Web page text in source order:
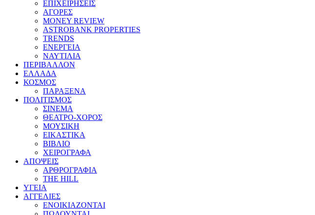
ΕΠΙΧΕΙΡΗΣΕΙΣ
ΑΓΟΡΕΣ
MONEY REVIEW
ASTROBANK PROPERTIES
TRENDS
ΕΝΕΡΓΕΙΑ
ΝΑΥΤΙΛΙΑ
ΠΕΡΙΒΑΛΛΟΝ
ΕΛΛΑΔΑ
ΚΟΣΜΟΣ
ΠΑΡΑΞΕΝΑ
ΠΟΛΙΤΙΣΜΟΣ
ΣΙΝΕΜΑ
ΘΕΑΤΡΟ-ΧΟΡΟΣ
ΜΟΥΣΙΚΗ
ΕΙΚΑΣΤΙΚΑ
ΒΙΒΛΙΟ
ΧΕΙΡΟΓΡΑΦΑ
ΑΠΟΨΕΙΣ
ΑΡΘΡΟΓΡΑΦΙΑ
THE HILL
ΥΓΕΙΑ
ΑΓΓΕΛΙΕΣ
ΕΝΟΙΚΙΑΖΟΝΤΑΙ